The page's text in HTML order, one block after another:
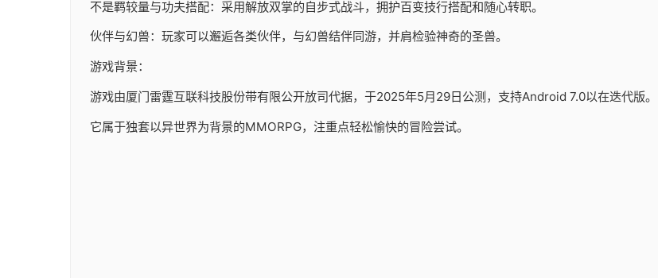
不是羁较量与功夫搭配：采用解放双掌的自步式战斗，拥护百变技行搭配和随心转职。
伙伴与幻兽：玩家可以邂逅各类伙伴，与幻兽结伴同游，并肩检验神奇的圣兽。
游戏背景：
游戏由厦门雷霆互联科技股份带有限公开放司代据，于2025年5月29日公测，支持Android 7.0以在迭代版。
它属于独套以异世界为背景的MMORPG，注重点轻松愉快的冒险尝试。